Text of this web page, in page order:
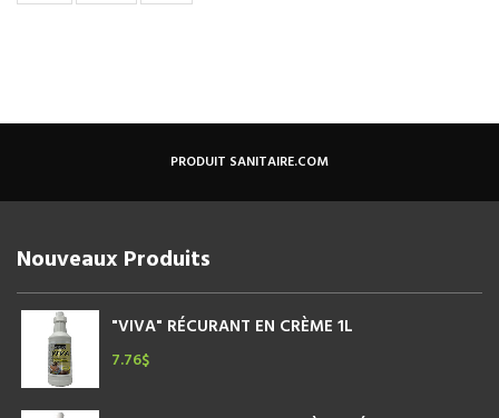
PRODUIT SANITAIRE.COM
Nouveaux Produits
"VIVA" RÉCURANT EN CRÈME 1L
7.76$